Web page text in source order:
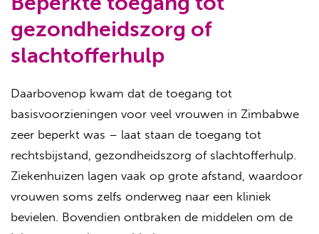
gezondheidszorg of
slachtofferhulp
Daarbovenop kwam dat de toegang tot
basisvoorzieningen voor veel vrouwen in Zimbabwe
zeer beperkt was – laat staan de toegang tot
rechtsbijstand, gezondheidszorg of slachtofferhulp.
Ziekenhuizen lagen vaak op grote afstand, waardoor
vrouwen soms zelfs onderweg naar een kliniek
bevielen. Bovendien ontbraken de middelen om de